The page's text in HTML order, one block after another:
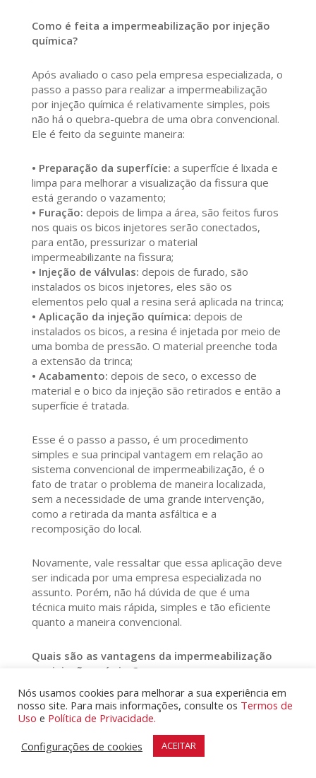
Como é feita a impermeabilização por injeção
química?
Após avaliado o caso pela empresa especializada, o
passo a passo para realizar a impermeabilização
por injeção química é relativamente simples, pois
não há o quebra-quebra de uma obra convencional.
Ele é feito da seguinte maneira:
• Preparação da superfície: a superfície é lixada e
limpa para melhorar a visualização da fissura que
está gerando o vazamento;
• Furação: depois de limpa a área, são feitos furos
nos quais os bicos injetores serão conectados,
para então, pressurizar o material
impermeabilizante na fissura;
• Injeção de válvulas: depois de furado, são
instalados os bicos injetores, eles são os
elementos pelo qual a resina será aplicada na trinca;
• Aplicação da injeção química: depois de
instalados os bicos, a resina é injetada por meio de
uma bomba de pressão. O material preenche toda
a extensão da trinca;
• Acabamento: depois de seco, o excesso de
material e o bico da injeção são retirados e então a
superfície é tratada.
Esse é o passo a passo, é um procedimento
simples e sua principal vantagem em relação ao
sistema convencional de impermeabilização, é o
fato de tratar o problema de maneira localizada,
sem a necessidade de uma grande intervenção,
como a retirada da manta asfáltica e a
recomposição do local.
Novamente, vale ressaltar que essa aplicação deve
ser indicada por uma empresa especializada no
assunto. Porém, não há dúvida de que é uma
técnica muito mais rápida, simples e tão eficiente
quanto a maneira convencional.
Quais são as vantagens da impermeabilização
por injeção química?
Além de ser mais rápida, a injeção química traz
outras vantagens para o processo de
impermeabilização.
1. Processo mais limpo:
como o produto é
Nós usamos cookies para melhorar a sua experiência em
nosso site. Para mais informações, consulte os Termos de
Uso e Política de Privacidade.
Configurações de cookies
ACEITAR